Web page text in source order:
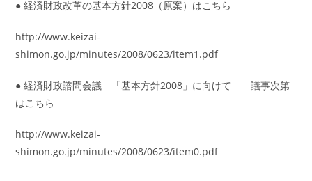
● 経済財政改革の基本方針2008（原案）はこちら
http://www.keizai-
shimon.go.jp/minutes/2008/0623/item1.pdf
● 経済財政諮問会議 「基本方針2008」に向けて 議事次第
はこちら
http://www.keizai-
shimon.go.jp/minutes/2008/0623/item0.pdf